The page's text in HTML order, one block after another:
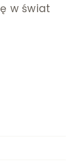
w świat